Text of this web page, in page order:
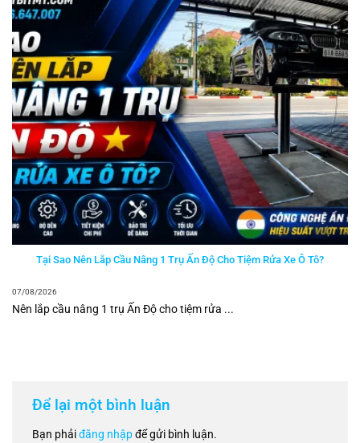
Tại Sao Nên Lắp Cầu Nâng 1 Trụ Ấn Độ Cho Tiệm Rửa Xe Ô Tô?
07/08/2026
Nên lắp cầu nâng 1 trụ Ấn Độ cho tiệm rửa ...
Để lại một bình luận
Bạn phảiđăng nhậpđể gửi bình luận.